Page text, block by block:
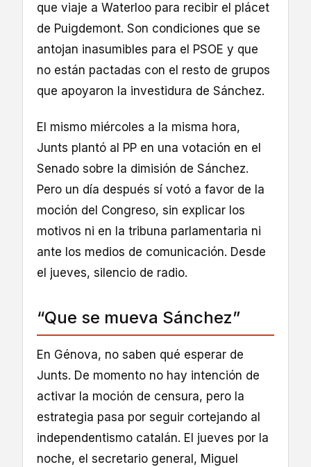
que viaje a Waterloo para recibir el plácet
de Puigdemont. Son condiciones que se
antojan inasumibles para el PSOE y que
no están pactadas con el resto de grupos
que apoyaron la investidura de Sánchez.
El mismo miércoles a la misma hora,
Junts plantó al PP en una votación en el
Senado sobre la dimisión de Sánchez.
Pero un día después sí votó a favor de la
moción del Congreso, sin explicar los
motivos ni en la tribuna parlamentaria ni
ante los medios de comunicación. Desde
el jueves, silencio de radio.
“Que se mueva Sánchez”
En Génova, no saben qué esperar de
Junts. De momento no hay intención de
activar la moción de censura, pero la
estrategia pasa por seguir cortejando al
independentismo catalán. El jueves por la
noche, el secretario general, Miguel